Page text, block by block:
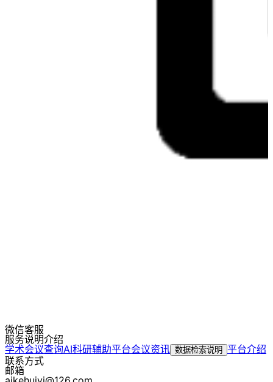
微信客服
服务说明介绍
学术会议查询AI科研辅助平台会议资讯 数据检索说明 平台介绍
联系方式
邮箱